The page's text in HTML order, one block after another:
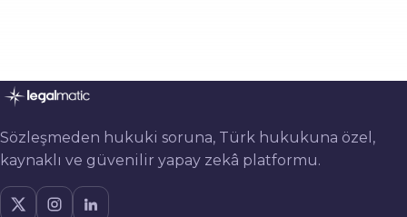
Sözleşmeden hukuki soruna, Türk hukukuna özel,
kaynaklı ve güvenilir yapay zekâ platformu.